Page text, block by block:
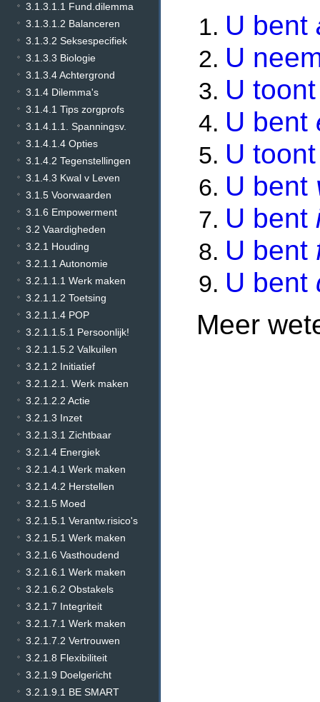
3.1.3.1.1 Fund.dilemma
3.1.3.1.2 Balanceren
3.1.3.2 Seksespecifiek
3.1.3.3 Biologie
3.1.3.4 Achtergrond
3.1.4 Dilemma's
3.1.4.1 Tips zorgprofs
3.1.4.1.1. Spanningsv.
3.1.4.1.4 Opties
3.1.4.2 Tegenstellingen
3.1.4.3 Kwal v Leven
3.1.5 Voorwaarden
3.1.6 Empowerment
3.2 Vaardigheden
3.2.1 Houding
3.2.1.1 Autonomie
3.2.1.1.1 Werk maken
3.2.1.1.2 Toetsing
3.2.1.1.4 POP
3.2.1.1.5.1 Persoonlijk!
3.2.1.1.5.2 Valkuilen
3.2.1.2 Initiatief
3.2.1.2.1. Werk maken
3.2.1.2.2 Actie
3.2.1.3 Inzet
3.2.1.3.1 Zichtbaar
3.2.1.4 Energiek
3.2.1.4.1 Werk maken
3.2.1.4.2 Herstellen
3.2.1.5 Moed
3.2.1.5.1 Verantw.risico's
3.2.1.5.1 Werk maken
3.2.1.6 Vasthoudend
3.2.1.6.1 Werk maken
3.2.1.6.2 Obstakels
3.2.1.7 Integriteit
3.2.1.7.1 Werk maken
3.2.1.7.2 Vertrouwen
3.2.1.8 Flexibiliteit
3.2.1.9 Doelgericht
3.2.1.9.1 BE SMART
U bent
U
U toont
U bent
U
U bent
U bent
U bent
U bent
Meer